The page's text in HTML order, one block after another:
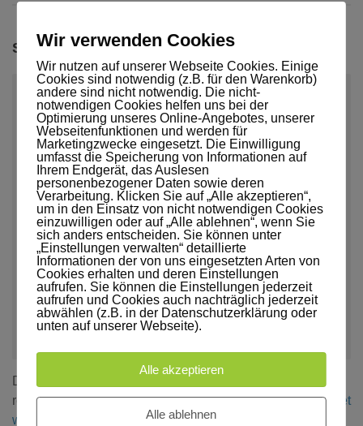
SCHREIBE EINEN KOMMENTAR
Kommentar*
Name* E-Mail-Adresse *
Website
Diese Website verwendet Akismet, um Spam zu
reduzieren.Erfahre, wie deine Kommentardaten verarbeitet
werden.
Wir verwenden Cookies
Wir nutzen auf unserer Webseite Cookies. Einige
Cookies sind notwendig (z.B. für den Warenkorb)
andere sind nicht notwendig. Die nicht-
notwendigen Cookies helfen uns bei der
Optimierung unseres Online-Angebotes, unserer
Webseitenfunktionen und werden für
Marketingzwecke eingesetzt. Die Einwilligung
umfasst die Speicherung von Informationen auf
Ihrem Endgerät, das Auslesen
personenbezogener Daten sowie deren
Verarbeitung. Klicken Sie auf „Alle akzeptieren“,
um in den Einsatz von nicht notwendigen Cookies
einzuwilligen oder auf „Alle ablehnen“, wenn Sie
sich anders entscheiden. Sie können unter
„Einstellungen verwalten“ detaillierte
Informationen der von uns eingesetzten Arten von
Cookies erhalten und deren Einstellungen
aufrufen. Sie können die Einstellungen jederzeit
aufrufen und Cookies auch nachträglich jederzeit
abwählen (z.B. in der Datenschutzerklärung oder
unten auf unserer Webseite).
Alle akzeptieren
Alle ablehnen